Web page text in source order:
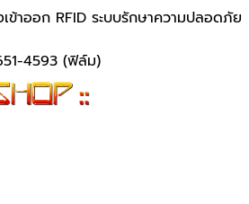
ข้าออก RFID ระบบรักษาความปลอดภัย
4593 (ฟิล์ม)